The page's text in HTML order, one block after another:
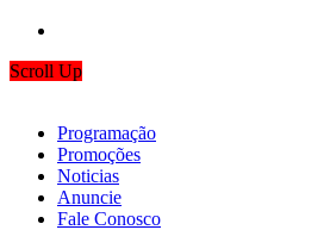
Scroll Up
Programação
Promoções
Noticias
Anuncie
Fale Conosco